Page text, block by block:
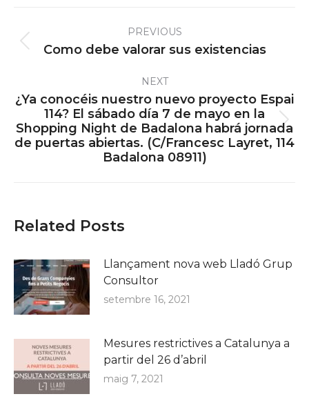
navigationPREVIOUS
Previous
Como debe valorar sus existencias
NEXT
Next
post:
¿Ya conocéis nuestro nuevo proyecto Espai
114? El sábado día 7 de mayo en la
Shopping Night de Badalona habrá jornada
de puertas abiertas. (C/Francesc Layret, 114
Badalona 08911)
Related Posts
Llançament nova web Lladó Grup
Consultor
setembre 16, 2021
Mesures restrictives a Catalunya a
partir del 26 d’abril
maig 7, 2021